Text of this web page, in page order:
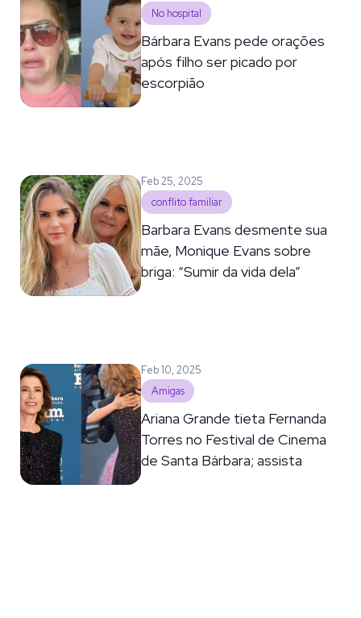
No hospital
Bárbara Evans pede orações
após filho ser picado por
escorpião
Feb 25, 2025
conflito familiar
Barbara Evans desmente sua
mãe, Monique Evans sobre
briga: “Sumir da vida dela”
Feb 10, 2025
Amigas
Ariana Grande tieta Fernanda
Torres no Festival de Cinema
de Santa Bárbara; assista